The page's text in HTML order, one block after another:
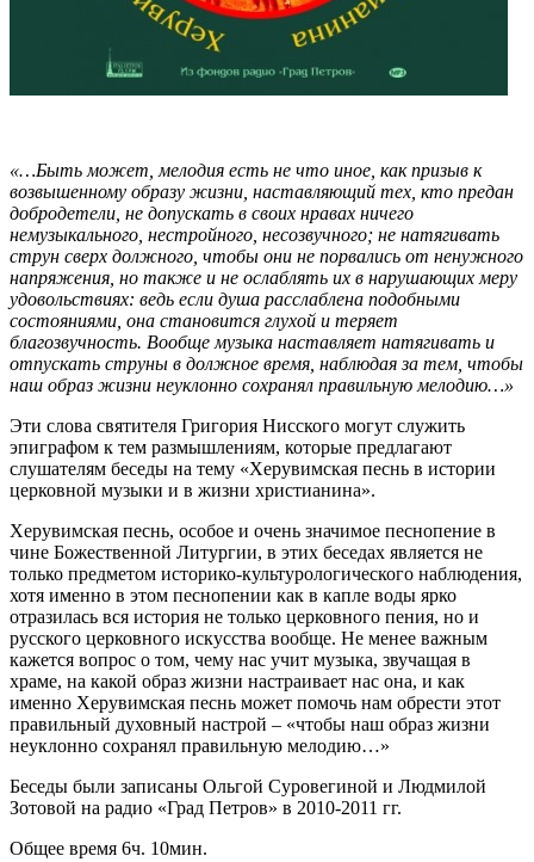
«…Быть может, мелодия есть не что иное, как призыв к
возвышенному образу жизни, наставляющий тех, кто предан
добродетели, не допускать в своих нравах ничего
немузыкального, нестройного, несозвучного; не натягивать
струн сверх должного, чтобы они не порвались от ненужного
напряжения, но также и не ослаблять их в нарушающих меру
удовольствиях: ведь если душа расслаблена подобными
состояниями, она становится глухой и теряет
благозвучность. Вообще музыка наставляет натягивать и
отпускать струны в должное время, наблюдая за тем, чтобы
наш образ жизни неуклонно сохранял правильную мелодию…»
Эти слова святителя Григория Нисского могут служить
эпиграфом к тем размышлениям, которые предлагают
слушателям беседы на тему «Херувимская песнь в истории
церковной музыки и в жизни христианина».
Херувимская песнь, особое и очень значимое песнопение в
чине Божественной Литургии, в этих беседах является не
только предметом историко-культурологического наблюдения,
хотя именно в этом песнопении как в капле воды ярко
отразилась вся история не только церковного пения, но и
русского церковного искусства вообще. Не менее важным
кажется вопрос о том, чему нас учит музыка, звучащая в
храме, на какой образ жизни настраивает нас она, и как
именно Херувимская песнь может помочь нам обрести этот
правильный духовный настрой – «чтобы наш образ жизни
неуклонно сохранял правильную мелодию…»
Беседы были записаны Ольгой Суровегиной и Людмилой
Зотовой на радио «Град Петров» в 2010-2011 гг.
Общее время 6ч. 10мин.